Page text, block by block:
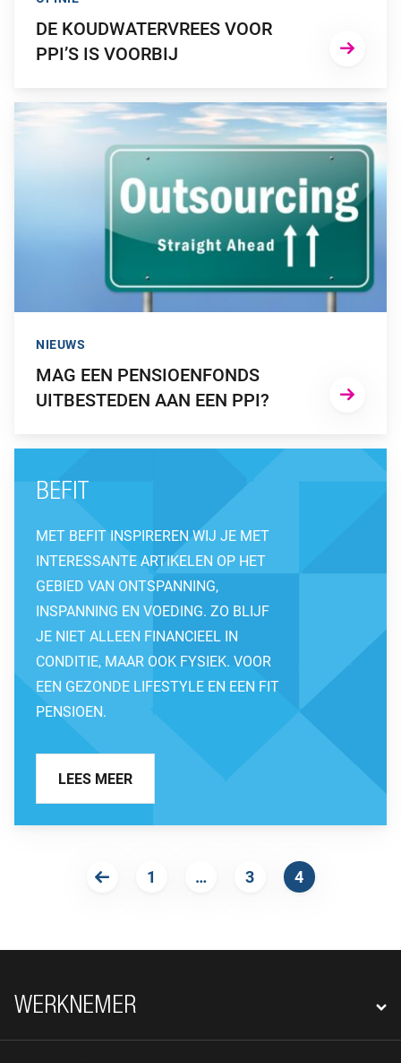
DE KOUDWATERVREES VOOR
PPI’S IS VOORBIJ
GA NAAR “MAG EEN PENSIOENFONDS UITBESTEDEN AAN
MAG EEN PENSIOENFONDS
UITBESTEDEN AAN EEN PPI?
NIEUWS
BEFIT
MET BEFIT INSPIREREN WIJ JE MET
INTERESSANTE ARTIKELEN OP HET
GEBIED VAN ONTSPANNING,
INSPANNING EN VOEDING. ZO BLIJF
JE NIET ALLEEN FINANCIEEL IN
CONDITIE, MAAR OOK FYSIEK. VOOR
EEN GEZONDE LIFESTYLE EN EEN FIT
PENSIOEN.
LEES MEER
VORIGE
1 … 3 4
FOOTER NAVIGATIE
WERKNEMER